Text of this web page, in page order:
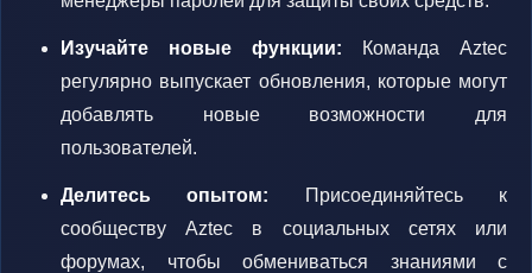
Изучайте новые функции: Команда Aztec
регулярно выпускает обновления, которые могут
добавлять новые возможности для
пользователей.
Делитесь опытом: Присоединяйтесь к
сообществу Aztec в социальных сетях или
форумах, чтобы обмениваться знаниями с